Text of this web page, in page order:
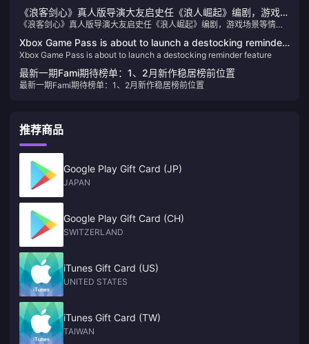
《浪客剑心》真人版导演大友启史任《浪人崛起》编剧，游戏场
景等情报公布
《浪客剑心》真人版导演大友启史任《浪人崛起》编剧，游戏场景等情报
Xbox Game Pass is about to launch a destocking reminder
feature
Xbox Game Pass is about to launch a destocking reminder feature
最新一期Fami期待榜单：1、2月新作稳居榜前位置
最新一期Fami期待榜单：1、2月新作稳居榜前位置
推荐商品
Google Play Gift Card (JP)
JAPAN
Google Play Gift Card (CH)
SWITZERLAND
iTunes Gift Card (US)
UNITED STATES
iTunes Gift Card (TW)
TAIWAN